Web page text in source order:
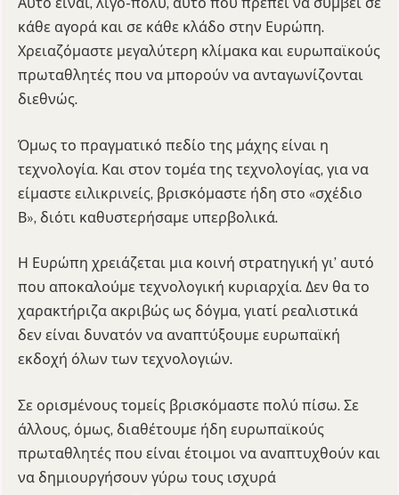
κάθε αγορά και σε κάθε κλάδο στην Ευρώπη.
Χρειαζόμαστε μεγαλύτερη κλίμακα και ευρωπαϊκούς
πρωταθλητές που να μπορούν να ανταγωνίζονται
διεθνώς.
Όμως το πραγματικό πεδίο της μάχης είναι η
τεχνολογία. Και στον τομέα της τεχνολογίας, για να
είμαστε ειλικρινείς, βρισκόμαστε ήδη στο «σχέδιο
Β», διότι καθυστερήσαμε υπερβολικά.
Η Ευρώπη χρειάζεται μια κοινή στρατηγική γι’ αυτό
που αποκαλούμε τεχνολογική κυριαρχία. Δεν θα το
χαρακτήριζα ακριβώς ως δόγμα, γιατί ρεαλιστικά
δεν είναι δυνατόν να αναπτύξουμε ευρωπαϊκή
εκδοχή όλων των τεχνολογιών.
Σε ορισμένους τομείς βρισκόμαστε πολύ πίσω. Σε
άλλους, όμως, διαθέτουμε ήδη ευρωπαϊκούς
πρωταθλητές που είναι έτοιμοι να αναπτυχθούν και
να δημιουργήσουν γύρω τους ισχυρά